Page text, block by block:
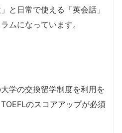
と日常で使える「英会話」
ムになっています。
学の交換留学制度を利用を
のスコアアップが必須